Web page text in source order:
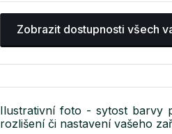
Zobrazit dostupnosti všech
Ilustrativní foto - sytost barvy
rozlišení či nastavení vašeho